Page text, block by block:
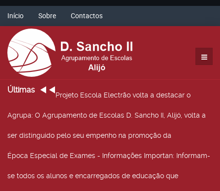
Início Sobre Contactos
Últimas
Projeto Escola Electrão volta a destacar o
Agrupa: O Agrupamento de Escolas D. Sancho II, Alijó, volta a
ser distinguido pelo seu empenho na promoção da
Época Especial de Exames - Informações Importan: Informam-
se todos os alunos e encarregados de educação que